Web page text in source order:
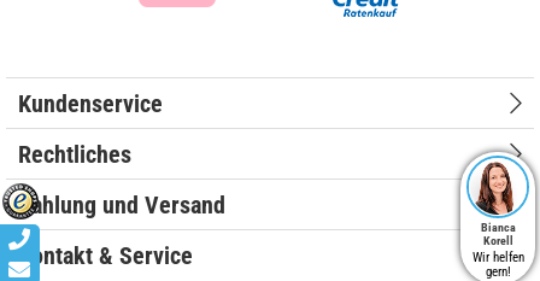
Kundenservice
Rechtliches
Zahlung und Versand
Kontakt & Service
Bianca
Korell
Wir helfen
gern!